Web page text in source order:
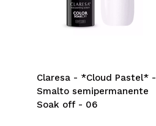
Claresa - *Cloud Pastel* -
Smalto semipermanente
Soak off - 06